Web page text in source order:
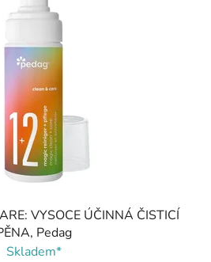
VYSOCE ÚČINNÁ ČISTICÍ
Pedag
Skladem*